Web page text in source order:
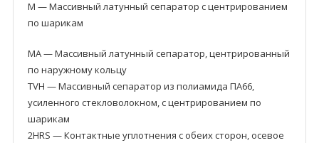
M — Массивный латунный сепаратор с центрированием
по шарикам
MA — Массивный латунный сепаратор, центрированный
по наружному кольцу
TVH — Массивный сепаратор из полиамида ПА66,
усиленного стекловолокном, с центрированием по
шарикам
2HRS — Контактные уплотнения с обеих сторон, осевое